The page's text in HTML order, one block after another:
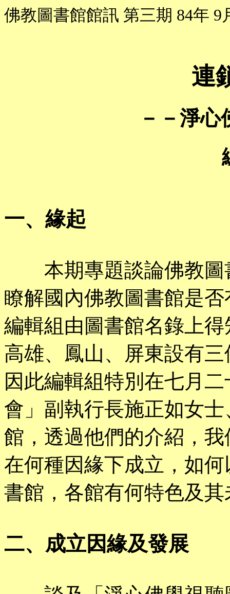
佛教圖書館館訊 第三期 84年 9
連
－－淨
一、緣起
本期專題談論佛教圖
瞭解國內佛教圖書館是
編輯組由圖書館名錄上
高雄、鳳山、屏東設有
因此編輯組特別在七月
會」副執行長施正如女
館，透過他們的介紹，
在何種因緣下成立，如
書館，各館有何特色及
二、成立因緣及發展